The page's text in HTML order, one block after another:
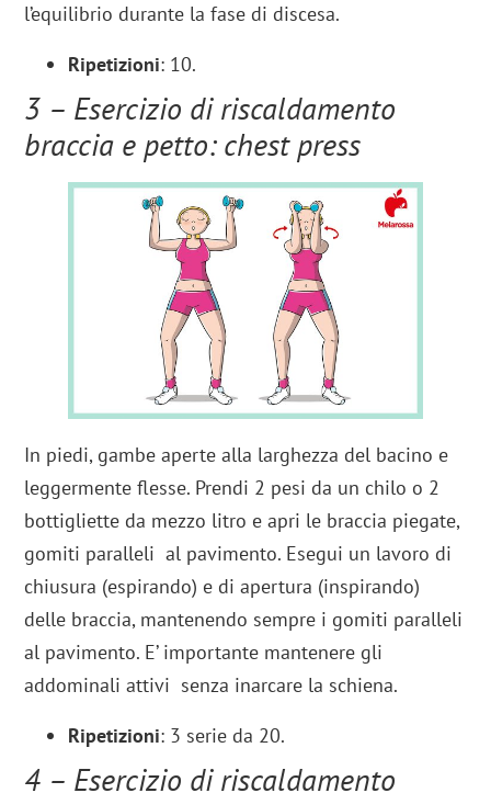
l’equilibrio durante la fase di discesa.
Ripetizioni: 10.
3 – Esercizio di riscaldamento
braccia e petto: chest press
In piedi, gambe aperte alla larghezza del bacino e
leggermente flesse. Prendi 2 pesi da un chilo o 2
bottigliette da mezzo litro e apri le braccia piegate,
gomiti paralleli al pavimento. Esegui un lavoro di
chiusura (espirando) e di apertura (inspirando)
delle braccia, mantenendo sempre i gomiti paralleli
al pavimento. E’ importante mantenere gli
addominali attivi senza inarcare la schiena.
Ripetizioni: 3 serie da 20.
4 – Esercizio di riscaldamento